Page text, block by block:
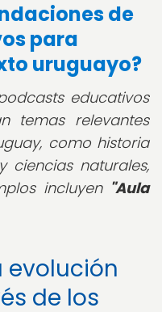
de
para
uruguayo?
educativos
temas relevantes
como historia
ciencias naturales,
incluyen "Aula
evolución
de los